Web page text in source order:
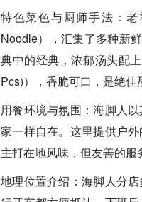
特色菜色与厨师手法：
Noodle），汇集了多种新
典中的经典，浓郁汤头配
Pcs)），香脆可口，是绝佳
用餐环境与氛围：海脚人
家一样自在。这里提供户
主打在地风味，但友善的服
地理位置介绍：海脚人分